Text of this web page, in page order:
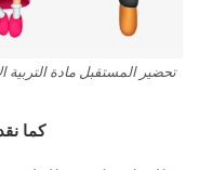
تحضير المستقبل مادة التربية
كما